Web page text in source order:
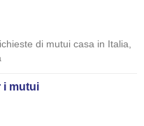
di mutui casa in Italia,
i mutui